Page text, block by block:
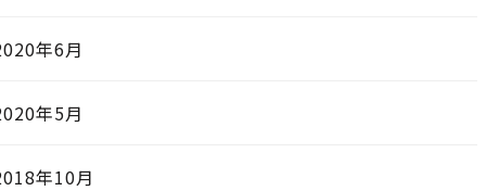
年6月
年5月
年10月